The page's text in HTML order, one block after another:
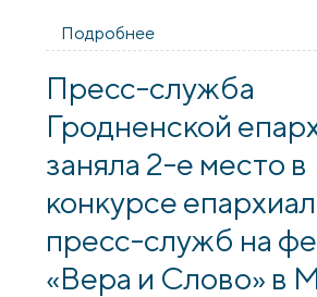
Подробнее
навукова-
пачатку было Слова»
Пресс-служба
Гродненской
заняла 2-е место в
конкурсе
пресс-служб на
«Вера и Слово» в